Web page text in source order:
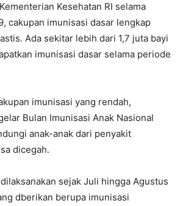
Kesehatan RI selama
cakupan imunisasi dasar lengkap
Ada sekitar lebih dari 1,7 juta bayi
imunisasi dasar selama periode
imunisasi yang rendah,
Bulan Imunisasi Anak Nasional
anak-anak dari penyakit
dicegah.
sejak Juli hingga Agustus
dberikan berupa imunisasi